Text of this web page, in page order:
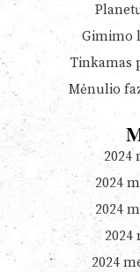
Gimimo
Tinkamas
Mėnulio
2024
2024
2024
2024
2024